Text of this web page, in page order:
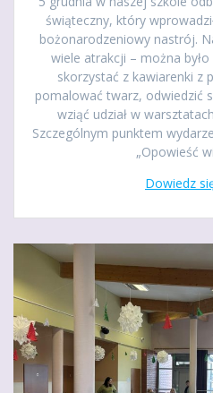
świąteczny, który
bożonarodzeniowy nastrój.
wiele atrakcji – można było
skorzystać z kawiarenki z
pomalować twarz, odwiedzić
wziąć udział w
Szczególnym punktem
„Opowieść
Dowiedz